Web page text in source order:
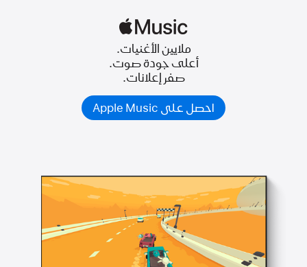
ملايين الأغنيات.
أعلى جودة صوت.
صفر إعلانات.
احصل على Apple Music‏